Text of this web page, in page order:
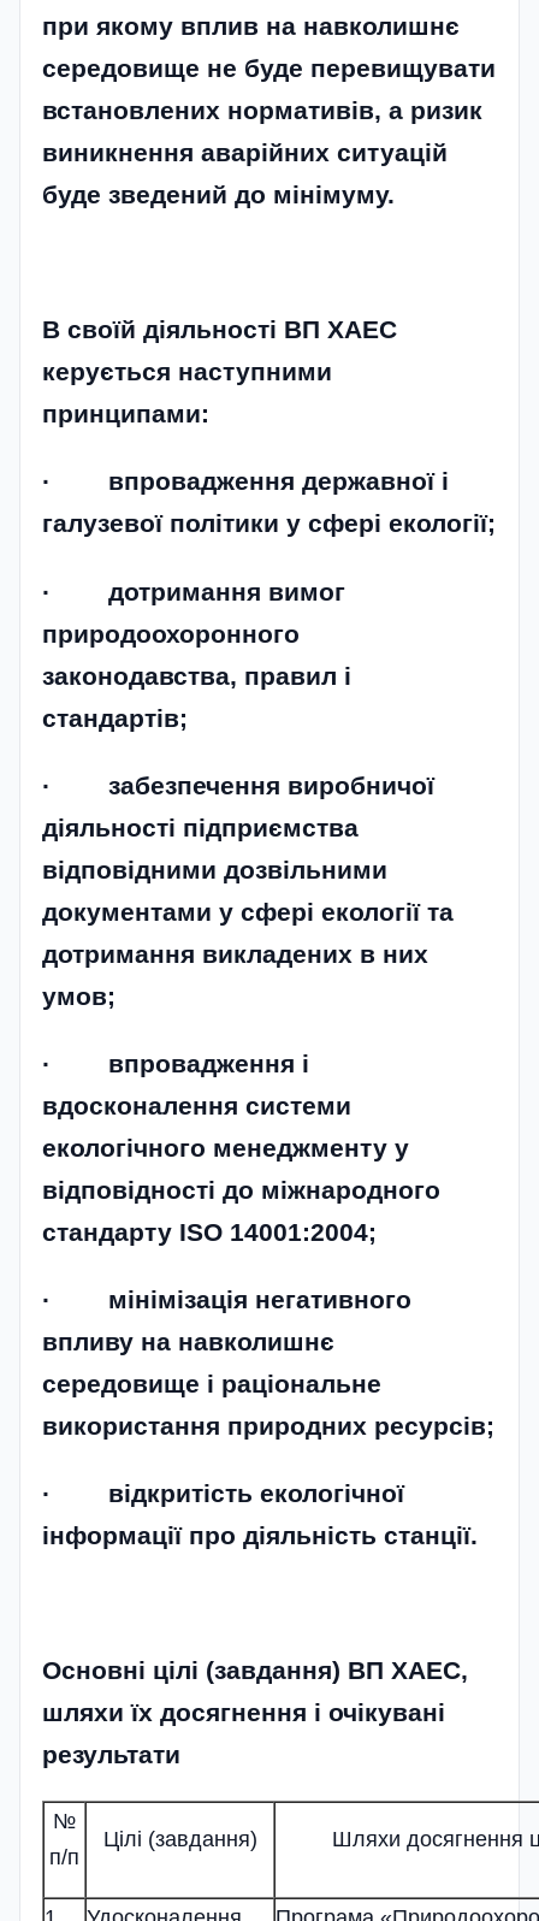
при якому вплив на навколишнє
середовище не буде перевищувати
встановлених нормативів, а ризик
виникнення аварійних ситуацій
буде зведений до мінімуму.
В своїй діяльності ВП ХАЕС
керується наступними
принципами:
· впровадження державної і
галузевої політики у сфері екології;
· дотримання вимог
природоохоронного
законодавства, правил і
стандартів;
· забезпечення виробничої
діяльності підприємства
відповідними дозвільними
документами у сфері екології та
дотримання викладених в них
умов;
· впровадження і
вдосконалення системи
екологічного менеджменту у
відповідності до міжнародного
стандарту ISO 14001:2004;
· мінімізація негативного
впливу на навколишнє
середовище і раціональне
використання природних ресурсів;
· відкритість екологічної
інформації про діяльність станції.
Основні цілі (завдання) ВП ХАЕС,
шляхи їх досягнення і очікувані
результати
№
п/п
Цілі (завдання) Шляхи досягнення